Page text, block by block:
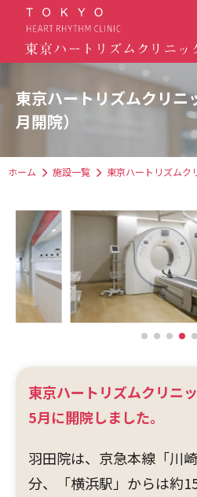
東京ハートリズムクリ
月開院）
ホーム 施設一覧 東京ハートリズムク
東京ハートリズムクリニ
5月に開院しました。
羽田院は、京急本線「川
分、「横浜駅」からは約